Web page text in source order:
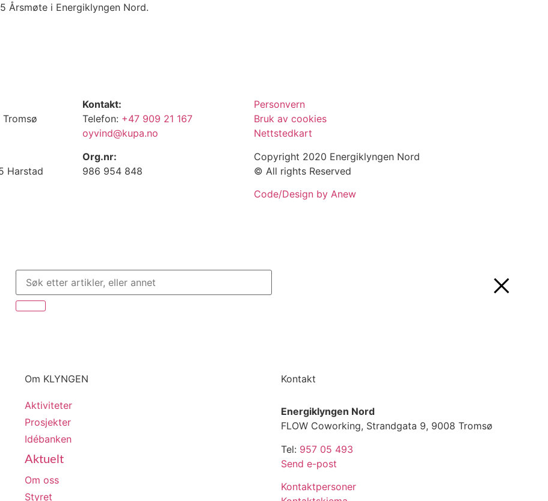
Årsmøte i Energiklyngen Nord.
Harstad
Kontakt:
Telefon: +47 909 21 167
oyvind@kupa.no
Org.nr:
986 954 848
Personvern
Bruk av cookies
Nettstedkart
Copyright 2020 Energiklyngen Nord
© All rights Reserved
Code/Design by Anew
Om KLYNGEN
Aktiviteter
Prosjekter
Idébanken
Aktuelt
Om oss
Styret
Kontakt
Energiklyngen Nord
FLOW Coworking, Strandgata 9, 9008 Tromsø
Tel: 957 05 493
Send e-post
Kontaktpersoner